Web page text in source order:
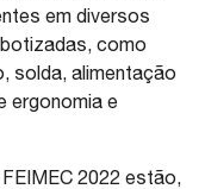
em diversos
como
solda, alimentação
ergonomia e
2022 estão,